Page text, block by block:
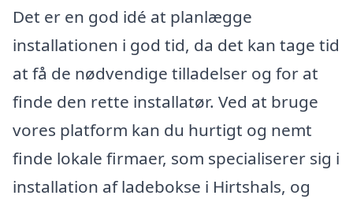
Det er en god idé at planlægge
installationen i god tid, da det kan tage tid
at få de nødvendige tilladelser og for at
finde den rette installatør. Ved at bruge
vores platform kan du hurtigt og nemt
finde lokale firmaer, som specialiserer sig i
installation af ladebokse i Hirtshals, og